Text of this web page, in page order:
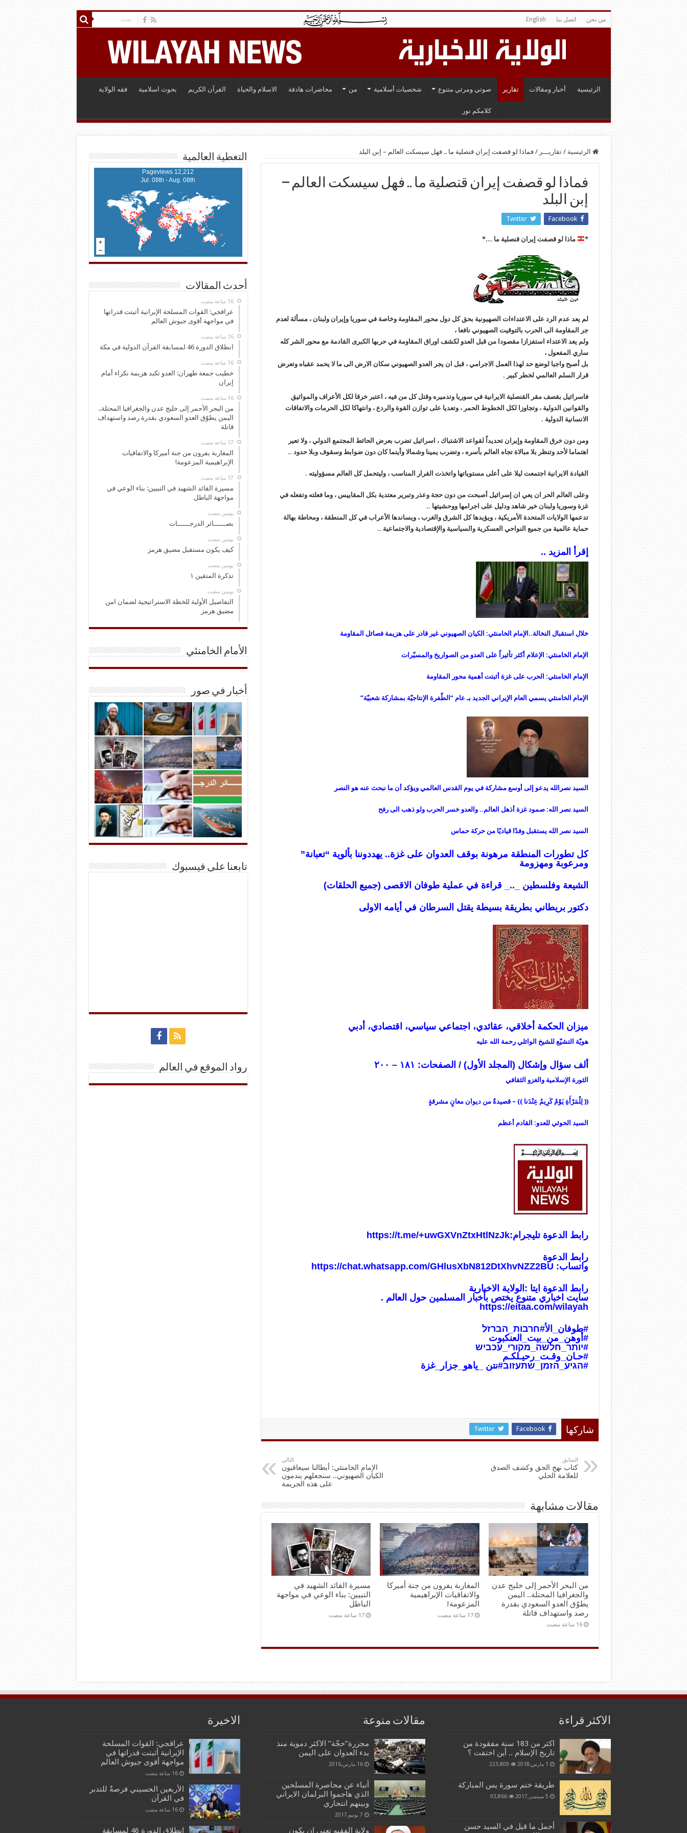
من نحن اتصل بنا English
الرئيسية أخبار ومقالات تقارير صوتي ومرئي متنوع شخصيات أسلامية من محاضرات هادفة الاسلام والحياة القرآن الكريم بحوث اسلامية فقه الولاية
كلامكم نور
الرئيسية / تقاريـــر / فماذا لو قصفت إيران قنصلية ما .. فهل سيسكت العالم – إبن البلد
فماذا لو قصفت إيران قنصلية ما .. فهل سيسكت العالم –
إبن البلد
Facebook
Twitter
* ماذا لو قصفت إيران قنصلية ما …*
لم يعد عدم الرد على الاعتداءات الصهيونية بحق كل دول محور المقاومة وخاصة في سوريا وإيران ولبنان ، مسألة لعدم
جر المقاومة الى الحرب بالتوقيت الصهيوني نافعا ،
ولم يعد الاعتداء استفزازا مقصودا من قبل العدو لكشف اوراق المقاومة في حربها الكبرى القادمة مع محور الشر كله
ساري المفعول ،
بل أصبح واجبا لوضع حد لهذا العمل الاجرامي ، قبل ان يجر العدو الصهيوني سكان الارض الى ما لا يحمد عقباه وتعرض
قرار السلم العالمي لخطر كبير .
فاسرائيل بقصف مقر القنصلية الايرانية في سوريا وتدميره وقتل كل من فيه ، اعتبر خرقا لكل الأعراف والمواثيق
والقوانين الدولية ، وتجاوزا لكل الخطوط الحمر ، وتعديا على توازن القوة والردع ، وانتهاكا لكل الحرمات والاتفاقات
الانسانية الدولية .
ومن دون خرق المقاومة وإيران تحديداً لقواعد الاشتباك ، اسرائيل تضرب بعرض الحائط المجتمع الدولي ، ولا تعير
اهتماما لأحد وتنظر بلا مبالاة تجاه العالم بأسره ، وتضرب يمينا وشمالا وأينما كان دون ضوابط وسقوف وبلا حدود ..
القيادة الايرانية اجتمعت ليلا على أعلى مستوياتها واتخذت القرار المناسب ، وليتحمل كل العالم مسؤوليته .
وعلى العالم الحر ان يعي ان إسرائيل أصبحت من دون حجة وعذر وتبرير معتدية بكل المقاييس ، وما فعلته وتفعله في
غزة وسوريا ولبنان خير شاهد ودليل على اجرامها ووحشيتها ..
تدعمها الولايات المتحدة الأمريكية ، ويؤيدها كل الشرق والغرب ، ويساندها الأعراب في كل المنطقة ، ومحاطة بهالة
حماية عالمية من جميع النواحي العسكرية والسياسية والإقتصادية والاجتماعية ..
إقرأ المزيد ..
خلال استقبال النخالة..الإمام الخامنئي: الكيان الصهيوني غير قادر على هزيمة فصائل المقاومة
الإمام الخامنئي: الإعلام أكثر تأثيراً على العدو من الصواريخ والمسيّرات
الإمام الخامنئي: الحرب على غزة أثبتت أهمية محور المقاومة
الإمام الخامنئي يسمي العام الإيراني الجديد بـ عام “الطّفرة الإنتاجيّة بمشاركة شعبيّة”
السيد نصرالله يدعو إلى أوسع مشاركة في يوم القدس العالمي ويؤكد أن ما نبحث عنه هو النصر
السيد نصر الله: صمود غزة أذهل العالم.. والعدو خسر الحرب ولو ذهب الى رفح
السيد نصر الله يستقبل وفدًا قياديًا من حركة ‏حماس
كل تطورات المنطقة مرهونة بوقف العدوان على غزة.. يهددوننا بألوية “تعبانة”
ومرعوبة ومهزومة
الشيعة وفلسطين _.._ قراءة في عملية طوفان الاقصى (جميع الحلقات)
دكتور بريطاني بطريقة بسيطة يقتل السرطان في أيامه الاولى
ميزان الحكمة أخلاقي، عقائدي، اجتماعي سياسي، اقتصادي، أدبي
هويّة التشيّع للشيخ الوائلي رحمة الله عليه
ألف سؤال وإشكال (المجلد الأول) / الصفحات: ١٨١ – ٢٠٠
الثورة الإسلامية والغزو الثقافي
(( لِلْمَرْأَةِ يَوْمٌ كَرِيمٌ عِنْدَنا )) – قصيدةٌ من ديوان معانٍ مشرقةٍ
السيد الحوثي للعدو: القادم أعظم
رابط الدعوة تليجرام:https://t.me/+uwGXVnZtxHtlNzJk
رابط الدعوة
واتساب: https://chat.whatsapp.com/GHlusXbN812DtXhvNZZ2BU
رابط الدعوة ايتا :الولاية الاخبارية
سايت اخباري متنوع يختص بأخبار المسلمين حول العالم .
https://eitaa.com/wilayah
#طوفان_الأ#חרבות_הברזל
#أوهن_من_بيت_العنكبوت
#יותר_חלשה_מקורי_עכביש
#حـان_وقـت_رحيـلكـم
#הגיע_הזמן_שתעזוב#نتن _ياهو_جزار_غزة
شاركها Facebook
Twitter
السابق
كتاب نهج الحق وكشف الصدق
للعلامة الحلي
التالي
الإمام الخامنئي: أبطالنا سيعاقبون
الكيان الصهيوني.. سنجعلهم يندمون
على هذه الجريمة
مقالات مشابهة
من البحر الأحمر إلى خليج عدن
والجغرافيا المحتلة.. اليمن
يطوّق العدو السعودي بقدرة
رصد واستهداف قاتلة
‏16 ساعة مضت
المغاربة يفرون من جنة أميركا
والاتفاقيات الإبراهيمية
المزعومة!
‏17 ساعة مضت
مسيرة القائد الشهيد في
التبيين: بناء الوعي في مواجهة
الباطل
‏17 ساعة مضت
التغطية العالمية
12,212 Pageviews
Jul. 08th - Aug. 08th
أحدث المقالات
‏16 ساعة مضت
عراقجي: القوات المسلحة الإيرانية أثبتت قدراتها
في مواجهة أقوى جيوش العالم
‏16 ساعة مضت
انطلاق الدورة 46 لمسابقة القرآن الدولية في مكة
‏16 ساعة مضت
خطيب جمعة طهران: العدو تكبد هزيمة نكراء أمام
إيران
‏16 ساعة مضت
من البحر الأحمر إلى خليج عدن والجغرافيا المحتلة..
اليمن يطوّق العدو السعودي بقدرة رصد واستهداف
قاتلة
المغاربة يفرون من جنة أميركا والاتفاقيات
الإبراهيمية المزعومة!
مسيرة القائد الشهيد في التبيين: بناء الوعي في
مواجهة الباطل
‏يومين مضت
بصــــــائر الدرجــــــات
‏يومين مضت
كيف يكون مستقبل مضيق هرمز
‏يومين مضت
تذكرة المتقين ١
‏يومين مضت
التفاصيل الأولية للخطة الاستراتيجية لضمان امن
مضيق هرمز
الأمام الخامنئي
أخبار في صور
تابعنا على فيسبوك
رواد الموقع في العالم
الاكثر قراءة
اكثر من 183 سنة مفقودة من
تاريخ الإسلام .. أين اختفت ؟
1 مارس,2018 223,809
طريقة ختم سورة يس المباركة
5 سبتمبر,2017 93,866
أجمل ما قيل في السيد حسن
مقالات منوعة
مجزرة”حجّة” الاكثر دموية منذ
بدء العدوان على اليمن
16 مارس,2016
أنباء عن محاصرة المسلحين
الذي هاجموا البرلمان الايراني
وبينهم انتحاري
7 يونيو,2017
ولاية الفقيه تعني ان يكون
الاخيرة
عراقجي: القوات المسلحة
الإيرانية أثبتت قدراتها في
مواجهة أقوى جيوش العالم
الأربعين الحسيني فرصةٌ للتدبر
في القرآن
انطلاق الدورة 46 لمسابقة